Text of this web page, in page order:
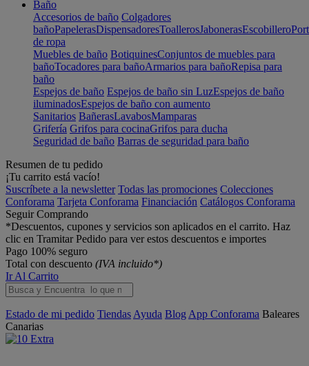
Baño
Accesorios de baño Colgadores
bañoPapelerasDispensadoresToallerosJabonerasEscobillero
de ropa
Muebles de baño BotiquinesConjuntos de muebles para
bañoTocadores para bañoArmarios para bañoRepisa para
baño
Espejos de baño Espejos de baño sin LuzEspejos de baño
iluminadosEspejos de baño con aumento
Sanitarios BañerasLavabosMamparas
Grifería Grifos para cocinaGrifos para ducha
Seguridad de baño Barras de seguridad para baño
Resumen de tu pedido
¡Tu carrito está vacío!
Suscríbete a la newsletter Todas las promociones Colecciones
Conforama Tarjeta Conforama Financiación Catálogos Conforama
Seguir Comprando
*Descuentos, cupones y servicios son aplicados en el carrito. Haz
clic en Tramitar Pedido para ver estos descuentos e importes
Pago 100% seguro
Total con descuento (IVA incluido*)
Ir Al Carrito
Estado de mi pedido Tiendas Ayuda Blog App Conforama Baleares
Canarias